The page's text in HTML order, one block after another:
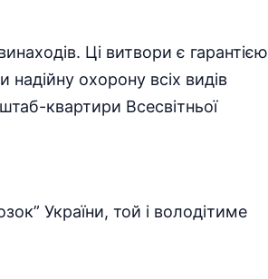
Ці витвори є гарантією
охорону всіх видів
квартири Всесвітньої
України, той і володітиме